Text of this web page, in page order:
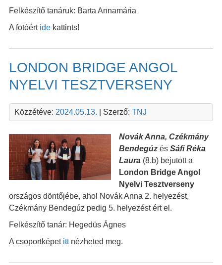
Felkészítő tanáruk: Barta Annamária
A fotóért idekattints!
LONDON BRIDGE ANGOL
NYELVI TESZTVERSENY
Közzétéve: 2024.05.13. | Szerző: TNJ
Novák Anna, Czékmány
Bendegúzés Sáfi Réka
Laura(8.b) bejutott a
London Bridge Angol
Nyelvi Tesztverseny
országos döntőjébe, ahol Novák Anna 2. helyezést,
Czékmány Bendegúz pedig 5. helyezést ért el.
Felkészítő tanár: Hegedüs Ágnes
A csoportképet ittnézheted meg.